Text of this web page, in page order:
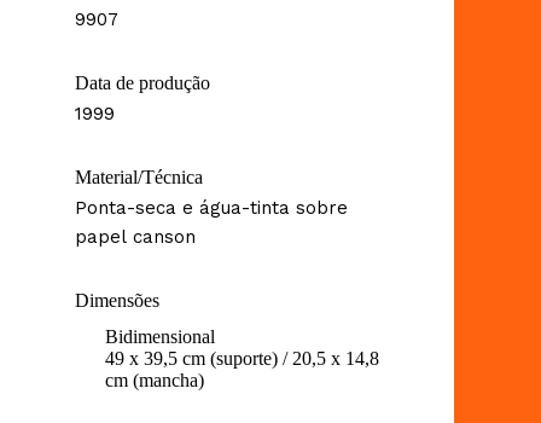
9907
Data de produção
1999
Material/Técnica
Ponta-seca e água-tinta sobre
papel canson
Dimensões
Bidimensional
49 x 39,5 cm (suporte) / 20,5 x 14,8
cm (mancha)